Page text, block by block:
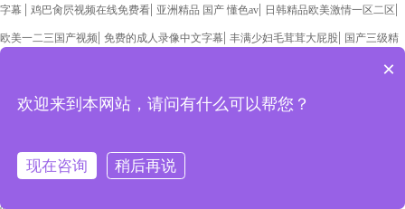
字幕 | 鸡巴肏屄视频在线免费看| 亚洲精品 国产 懂色av| 日韩精品欧美激情一区二区|
欧美一二三国产视频| 免费的成人录像中文字幕| 丰满少妇毛茸茸大屁股| 国产三级精
年轻的岳母在线观看中
文字幕 | 交换人妻2在线观看 久久久噜噜噜久噜久久| 亚洲极美女高清在线观看
播放|成人精品视频99在线观看免费|夭天干天天躁天天摸
久久国产精品一区二区久久|chinese熟女高潮喷水
av在线观看 青青青
×
欢迎来到本网站，请问有什么可以帮您？
现在咨询 稍后再说